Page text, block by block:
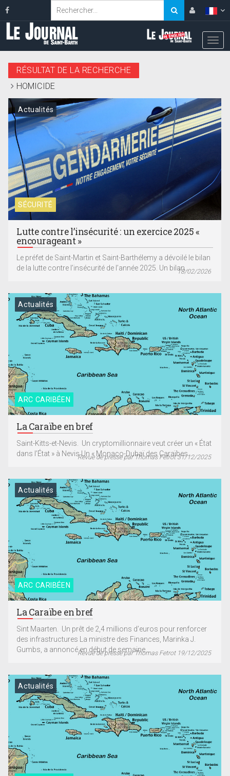
RÉSULTAT DE LA RECHERCHE
HOMICIDE
SÉCURITÉ
Actualités
Lutte contre l’insécurité : un exercice 2025 «
encourageant »
Le préfet de Saint-Martin et Saint-Barthélemy a dévoilé le bilan
de la lutte contre l’insécurité de l’année 2025. Un bilan...18/02/2026
ARC CARIBÉEN
Actualités
La Caraïbe en bref
Saint-Kitts-et-Nevis. Un cryptomillionnaire veut créer un « État
dans l’État » à Nevis Un « Monaco-Dubaï des Caraïbes...
Revue de presse par Thomas Fetrot 31/12/2025
ARC CARIBÉEN
Actualités
La Caraïbe en bref
Sint Maarten. Un prêt de 2,4 millions d’euros pour renforcer
des infrastructures La ministre des Finances, Marinka J.
Gumbs, a annoncé en début de semaine...
Revue de presse par Thomas Fetrot 19/12/2025
Actualités